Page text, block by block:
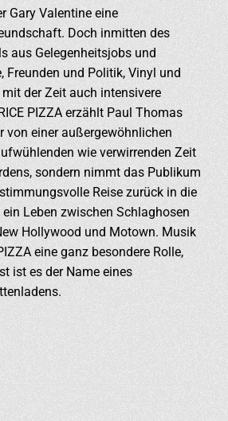
Gary Valentine eine
Doch inmitten des
aus Gelegenheitsjobs und
Freunden und Politik, Vinyl und
der Zeit auch intensivere
PIZZA erzählt Paul Thomas
von einer außergewöhnlichen
wie verwirrenden Zeit
sondern nimmt das Publikum
Reise zurück in die
Leben zwischen Schlaghosen
Hollywood und Motown. Musik
eine ganz besondere Rolle,
ist es der Name eines